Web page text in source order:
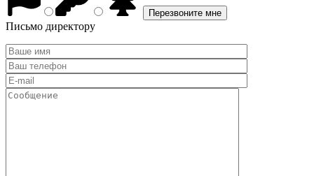
Письмо директору